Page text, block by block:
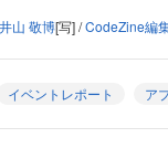
井山 敬博[写] /CodeZine編
イベントレポート ア